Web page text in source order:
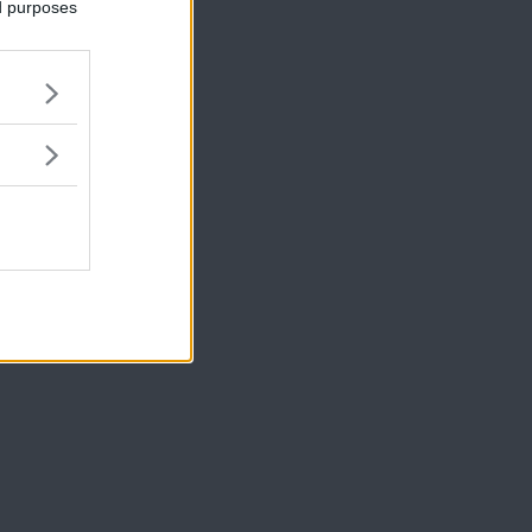
purposes